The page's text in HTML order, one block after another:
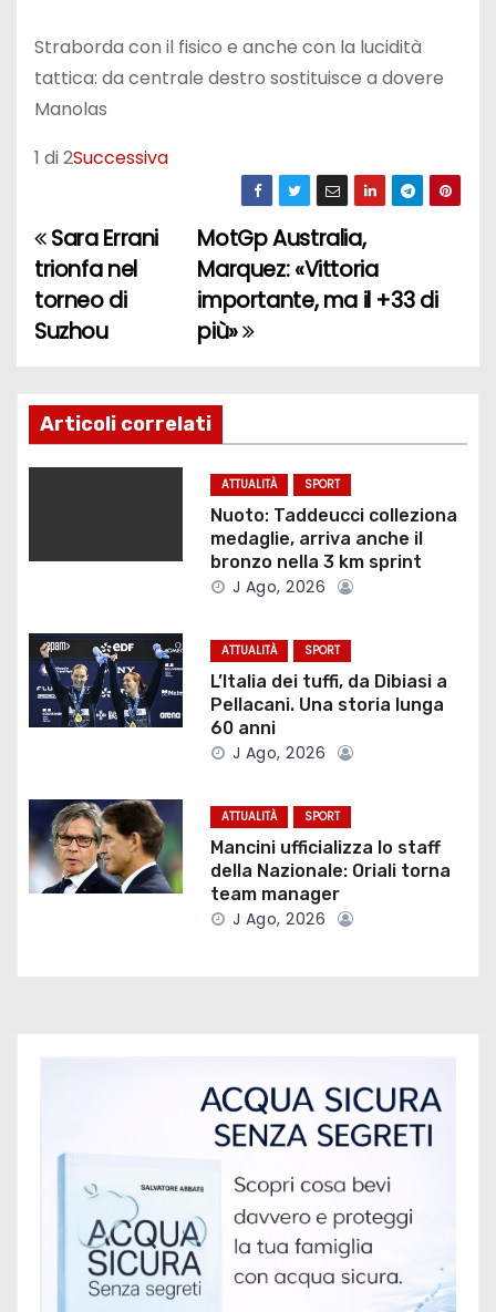
Straborda con il fisico e anche con la lucidità
tattica: da centrale destro sostituisce a dovere
Manolas
1 di 2Successiva
N
a
v
g
a
i
n
e
r
t
i
MotGp Australia,
Marquez: «Vittoria
importante, ma il +33 di
più»
Sara Errani
trionfa nel
torneo di
Suzhou
Articoli correlati
ATTUALITÀ SPORT
Nuoto: Taddeucci colleziona
medaglie, arriva anche il
bronzo nella 3 km sprint
J Ago, 2026
ATTUALITÀ SPORT
L’Italia dei tuffi, da Dibiasi a
Pellacani. Una storia lunga
60 anni
J Ago, 2026
ATTUALITÀ SPORT
Mancini ufficializza lo staff
della Nazionale: Oriali torna
team manager
J Ago, 2026